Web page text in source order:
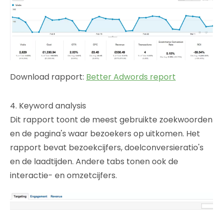
Download rapport: Better Adwords report
4. Keyword analysis
Dit rapport toont de meest gebruikte zoekwoorden
en de pagina's waar bezoekers op uitkomen. Het
rapport bevat bezoekcijfers, doelconversieratio's
en de laadtijden. Andere tabs tonen ook de
interactie- en omzetcijfers.